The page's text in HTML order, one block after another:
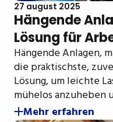
27 august 2025
Hängende
Lösung für
Hängende Anlagen,
die praktischste,
Lösung, um leichte
mühelos anzuheben
Mehr erfahren